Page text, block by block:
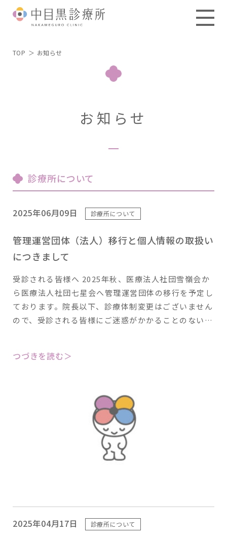
TOP お知らせ
お知らせ
診療所について
2025年06月09日 診療所について
管理運営団体（法人）移行と個人情報の取扱い
につきまして
受診される皆様へ 2025年秋、医療法人社団雪嶺会か
ら医療法人社団七星会へ管理運営団体の移行を予定し
ております。院長以下、診療体制変更はございません
ので、受診される皆様にご迷惑がかかることのない…
つづきを読む＞
2025年04月17日 診療所について